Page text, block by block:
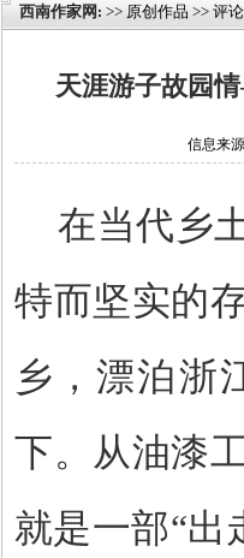
西南作家网 : >> 原创作品 >> 评
天涯游子故园
信息来
在当代乡
特而坚实的存
乡，漂泊浙
下。从油漆
就是一部“出